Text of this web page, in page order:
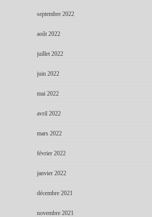
septembre 2022
août 2022
juillet 2022
juin 2022
mai 2022
avril 2022
mars 2022
février 2022
janvier 2022
décembre 2021
novembre 2021